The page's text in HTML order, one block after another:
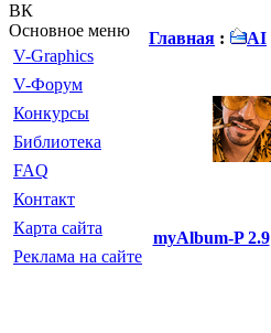
ВК
Основное меню
V-Graphics
V-Форум
Конкурсы
Библиотека
FAQ
Контакт
Карта сайта
Реклама на сайте
Главная : AI
myAlbum-P 2.9